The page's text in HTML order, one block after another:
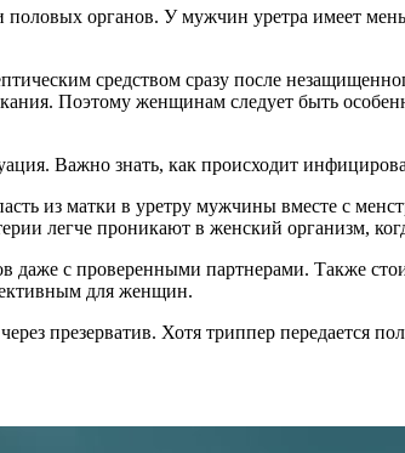
органов. У мужчин уретра имеет
средством сразу после
Поэтому женщинам следует быть
Важно знать, как происходит
из матки в уретру мужчины вместе с
легче проникают в женский организм,
с проверенными партнерами. Также
для женщин.
презерватив. Хотя триппер передается